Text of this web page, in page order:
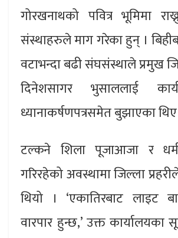
गोरखनाथको पवित्र भूमिमा
संस्थाहरुले माग गरेका हुन् ।
वटाभन्दा बढी संघसंस्थाले प्रमुख
दिनेशसागर भुसाललाई
ध्यानाकर्षणपत्रसमेत बुझाएका थिए
टल्कने शिला पूजाआजा र
गरिरहेको अवस्थामा जिल्ला
थियो । ‘एकातिरबाट लाइट
वारपार हुन्छ,’ उक्त कार्यालयका